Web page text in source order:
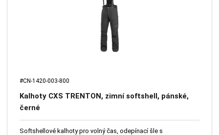
#CN-1420-003-800
Kalhoty CXS TRENTON, zimní softshell, pánské,
černé
Softshellové kalhoty pro volný čas, odepínací šle s